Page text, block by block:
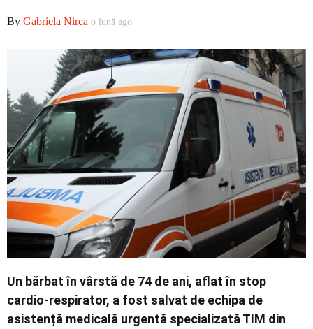
By Gabriela Nirca o lună ago
Un bărbat în vârstă de 74 de ani, aflat în stop
cardio-respirator, a fost salvat de echipa de
asistență medicală urgentă specializată TIM din